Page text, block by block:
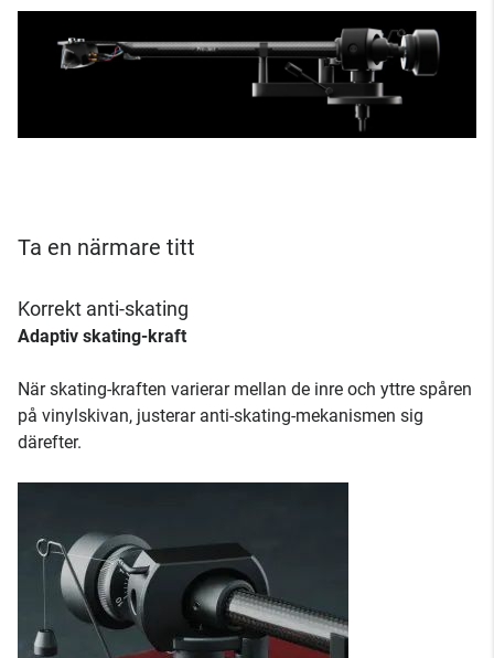
Ta en närmare titt
Korrekt anti-skating
Adaptiv skating-kraft
När skating-kraften varierar mellan de inre och yttre spåren
på vinylskivan, justerar anti-skating-mekanismen sig
därefter.